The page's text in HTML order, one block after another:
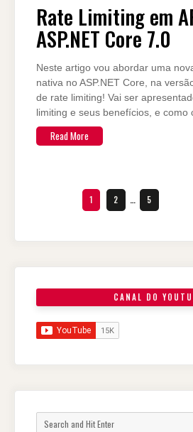
Rate Limiting em
ASP.NET Core 7.0
Neste artigo vou abordar uma
nativa no ASP.NET Core, na
de rate limiting! Vai ser
limiting e seus benefícios, e como
Read More
Paginação
PAGE
1 PAGE
2 … PAGE
5
CANAL DO